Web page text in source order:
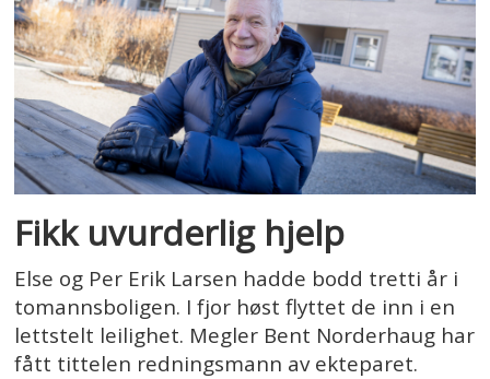
Fikk uvurderlig hjelp
Else og Per Erik Larsen hadde bodd tretti år i
tomannsboligen. I fjor høst flyttet de inn i en
lettstelt leilighet. Megler Bent Norderhaug har
fått tittelen redningsmann av ekteparet.